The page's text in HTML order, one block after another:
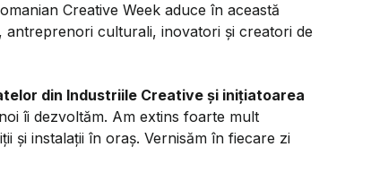
Creative Week aduce în această
antreprenori culturali, inovatori și creatori de
din Industriile Creative și inițiatoarea
îi dezvoltăm. Am extins foarte mult
și instalații în oraș. Vernisăm în fiecare zi